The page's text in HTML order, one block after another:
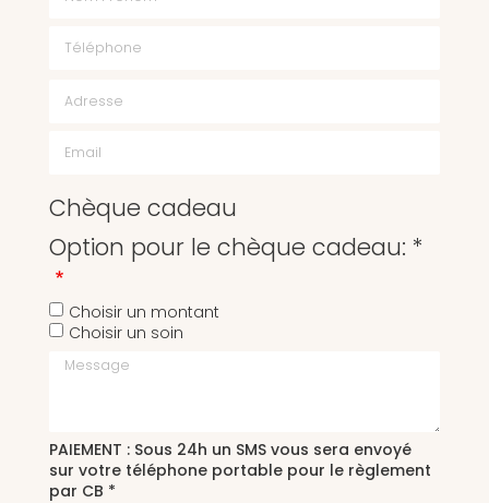
Chèque cadeau
Option pour le chèque cadeau: *
Choisir un montant
Choisir un soin
Message
PAIEMENT : Sous 24h un SMS vous sera envoyé
sur votre téléphone portable pour le règlement
par CB *